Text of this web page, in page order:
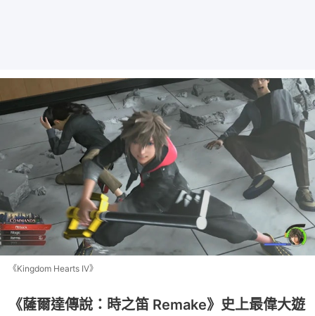
《Kingdom Hearts IV》
《薩爾達傳說：時之笛 Remake》史上最偉大遊